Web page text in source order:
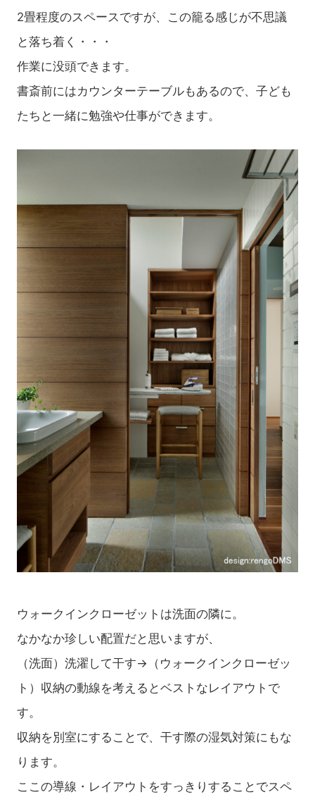
2畳程度のスペースですが、この籠る感じが不思議
と落ち着く・・・
作業に没頭できます。
書斎前にはカウンターテーブルもあるので、子ども
たちと一緒に勉強や仕事ができます。
ウォークインクローゼットは洗面の隣に。
なかなか珍しい配置だと思いますが、
（洗面）洗濯して干す→（ウォークインクローゼッ
ト）収納の動線を考えるとベストなレイアウトで
す。
収納を別室にすることで、干す際の湿気対策にもな
ります。
ここの導線・レイアウトをすっきりすることでスペ